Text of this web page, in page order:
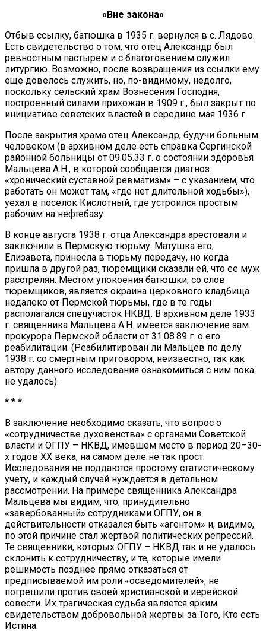
«Вне закона»
Отбыв ссылку, батюшка в 1935 г. вернулся в с. Лядово.
Есть свидетельство о том, что отец Александр был
ревностным пастырем и с благоговением служил
литургию. Возможно, после возвращения из ссылки ему
еще довелось служить, но, по-видимому, недолго,
поскольку сельский храм Вознесения Господня,
построенный силами прихожан в 1909 г., был закрыт по
инициативе советских властей в середине мая 1936 г.
После закрытия храма отец Александр, будучи больным
человеком (в архивном деле есть справка Сергинской
районной больницы от 09.05.33 г. о состоянии здоровья
Мальцева А.Н., в которой сообщается диагноз:
«хронический суставной ревматизм» – с указанием, что
работать он может там, «где нет длительной ходьбы»),
уехал в поселок Кислотный, где устроился простым
рабочим на нефтебазу.
В конце августа 1938 г. отца Александра арестовали и
заключили в Пермскую тюрьму. Матушка его,
Елизавета, принесла в тюрьму передачу, но когда
пришла в другой раз, тюремщики сказали ей, что ее муж
расстрелян. Местом упокоения батюшки, со слов
тюремщиков, является окраина церковного кладбища
недалеко от Пермской тюрьмы, где в те годы
располагался спецучасток НКВД. В архивном деле 1933
г. священника Мальцева А.Н. имеется заключение зам.
прокурора Пермской области от 31.08.89 г. о его
реабилитации. (Реабилитирован ли Мальцев по делу
1938 г. со смертным приговором, неизвестно, так как
автору данного исследования ознакомиться с ним пока
не удалось).
* * *
В заключение необходимо сказать, что вопрос о
«сотрудничестве духовенства» с органами Советской
власти и ОГПУ – НКВД, имевшем место в период 20–30-
х годов XX века, на самом деле не так прост.
Исследования не поддаются простому статистическому
учету, и каждый случай нуждается в детальном
рассмотрении. На примере священника Александра
Мальцева мы видим, что, принудительно
«завербованный» сотрудниками ОГПУ, он в
действительности отказался быть «агентом» и, видимо,
по этой причине стал жертвой политических репрессий.
Те священники, которых ОГПУ – НКВД так и не удалось
склонить к сотрудничеству, и те, которые имели
решимость позднее прямо отказаться от
предписываемой им роли «осведомителей», не
погрешили против своей христианской и иерейской
совести. Их трагическая судьба является ярким
свидетельством добровольной жертвы за Того, Кто есть
Истина.